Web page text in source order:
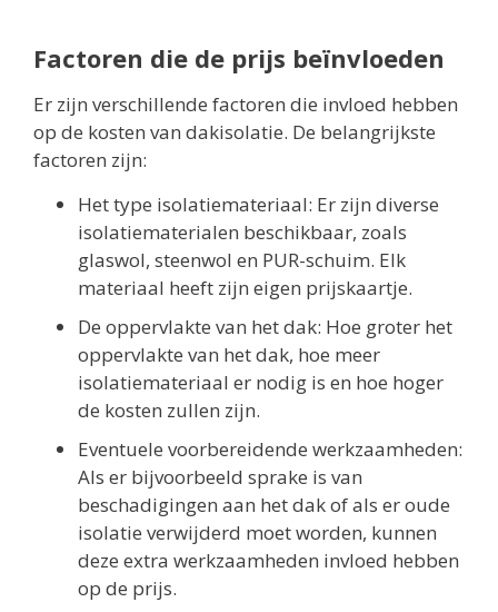
Factoren die de prijs beïnvloeden
Er zijn verschillende factoren die invloed hebben
op de kosten van dakisolatie. De belangrijkste
factoren zijn:
Het type isolatiemateriaal: Er zijn diverse
isolatiematerialen beschikbaar, zoals
glaswol, steenwol en PUR-schuim. Elk
materiaal heeft zijn eigen prijskaartje.
De oppervlakte van het dak: Hoe groter het
oppervlakte van het dak, hoe meer
isolatiemateriaal er nodig is en hoe hoger
de kosten zullen zijn.
Eventuele voorbereidende werkzaamheden:
Als er bijvoorbeeld sprake is van
beschadigingen aan het dak of als er oude
isolatie verwijderd moet worden, kunnen
deze extra werkzaamheden invloed hebben
op de prijs.